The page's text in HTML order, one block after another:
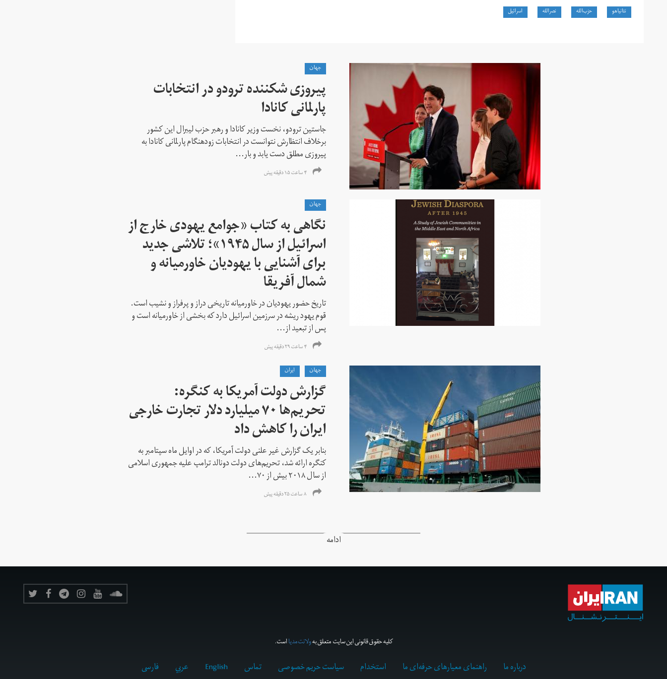
نتانیاهو حزب‌الله نصرالله اسرائيل
جهان
پیروزی شکننده ترودو در انتخابات
پارلمانی کانادا
جاستین ترودو، نخست وزیر کانادا و رهبر حزب لیبرال این کشور
برخلاف انتظارش نتوانست در انتخابات زود‌هنگام پارلمانی کانادا به
پیروزی مطلق دست یابد و بار...
۴ ساعت ۱۵ دقیقه پیش
جهان
نگاهی به کتاب «جوامع یهودی خارج از
اسرائیل از سال ۱۹۴۵»؛ تلاشی جدید
برای آشنایی با یهودیان خاورمیانه و
شمال آفریقا
تاریخ حضور یهودیان در خاورمیانه تاریخی دراز و پرفراز و نشیب است.
قوم یهود ریشه در سرزمین اسرائیل دارد که بخشی از خاورمیانه است و
پس از تبعید از...
۴ ساعت ۲۹ دقیقه پیش
جهان
ايران
گزارش دولت آمریکا به کنگره:
تحریم‌ها ۷۰ میلیارد دلار تجارت خارجی
ایران را کاهش داد
بنابر یک گزارش غیر علنی دولت آمریکا، که در اوایل ماه سپتامبر به
کنگره ارائه شد، تحریم‌های دولت دونالد ترامپ علیه جمهوری اسلامی
از سال ۲۰۱۸ بیش از ۷۰...
۸ ساعت ۲۵ دقیقه پیش
ادامه
کلیه حقوق قانونی این سایت متعلق بهولانت‌مدیااست.
درباره ما راهنمای معیارهای حرفه‌ای ما استخدام سیاست حریم خصوصی تماس English عربي فارسى